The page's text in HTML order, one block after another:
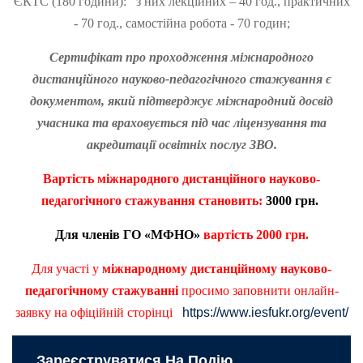
- 70 год., самостійна робота - 70 годин;
Сертифікат про проходження міжнародного
дистанційного науково-педагогічного стажування є
документом, який підтверджує міжнародний досвід
учасника та враховується під час ліцензування та
акредитації освітніх послуг ЗВО.
Вартість міжнародного дистанційного науково-
педагогічного стажування становить: 3000 грн.
Для членів ГО «МФНО» вартість 2000 грн.
Для участі у міжнародному дистанційному науково-
педагогічному стажуванні просимо заповнити онлайн-
заявку на офіційній сторінці
https://www.iesfukr.org/event/